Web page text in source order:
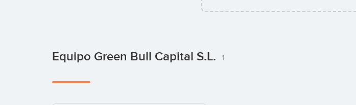
Equipo Green Bull Capital S.L. 1